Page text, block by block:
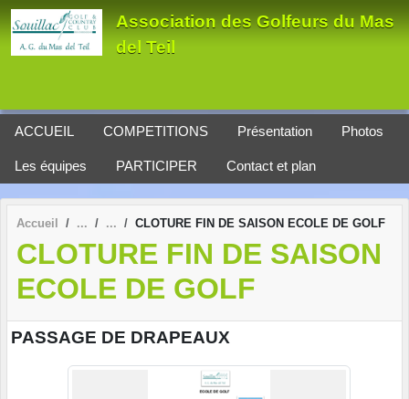
Association des Golfeurs du Mas
del Teil
ACCUEIL COMPETITIONS Présentation Photos
Les équipes PARTICIPER Contact et plan
Accueil CLOTURE FIN DE SAISON ECOLE DE GOLF
CLOTURE FIN DE SAISON
ECOLE DE GOLF
PASSAGE DE DRAPEAUX
Panneau de gestion des cookies